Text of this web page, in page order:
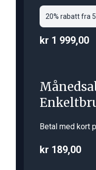
20% rabatt fra
kr 1 999,00
Betal med kort
kr 189,00